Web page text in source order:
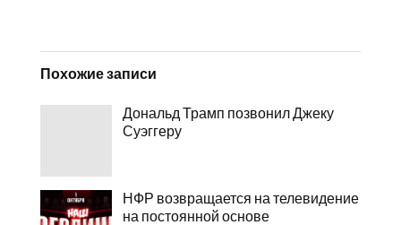
Похожие записи
Дональд Трамп позвонил Джеку
Суэггеру
НФР возвращается на телевидение
на постоянной основе